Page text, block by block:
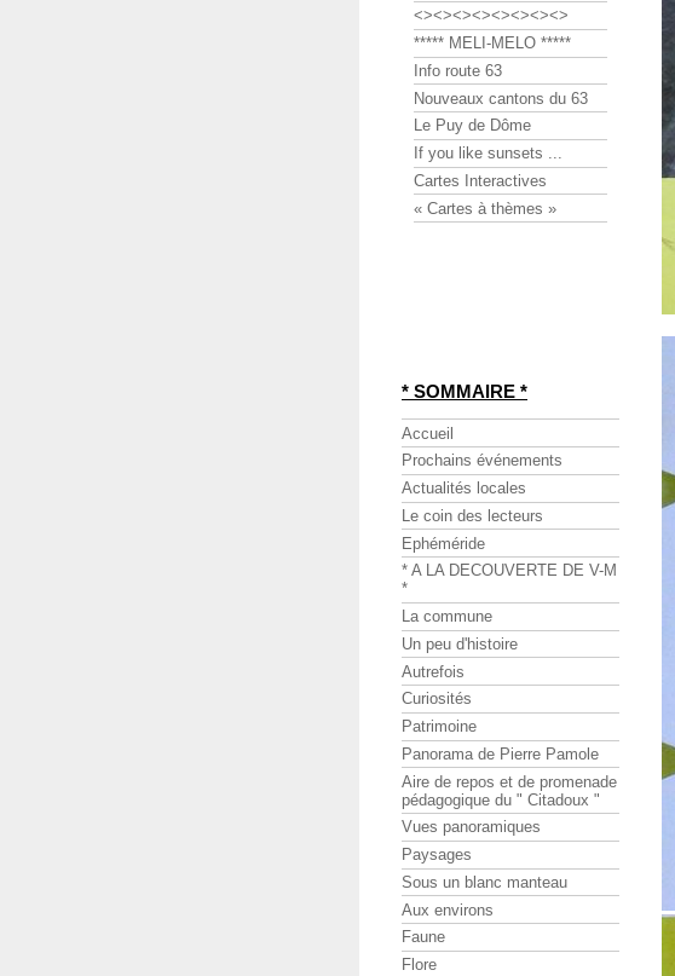
<><><><><><><><>
***** MELI-MELO *****
Info route 63
Nouveaux cantons du 63
Le Puy de Dôme
If you like sunsets ...
Cartes Interactives
« Cartes à thèmes »
* SOMMAIRE *
Accueil
Prochains événements
Actualités locales
Le coin des lecteurs
Ephéméride
* A LA DECOUVERTE DE V-M
*
La commune
Un peu d'histoire
Autrefois
Curiosités
Patrimoine
Panorama de Pierre Pamole
Aire de repos et de promenade
pédagogique du " Citadoux "
Vues panoramiques
Paysages
Sous un blanc manteau
Aux environs
Faune
Flore